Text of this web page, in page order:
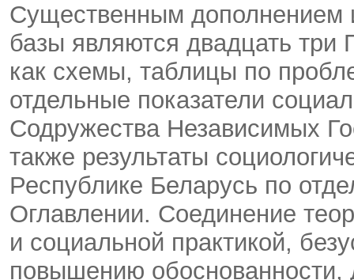
Существенным дополнением
базы являются двадцать
как схемы, таблицы по
отдельные показатели
Содружества Независимых
также результаты
Республике Беларусь по
Оглавлении. Соединение
и социальной практикой,
повышению обоснованности,